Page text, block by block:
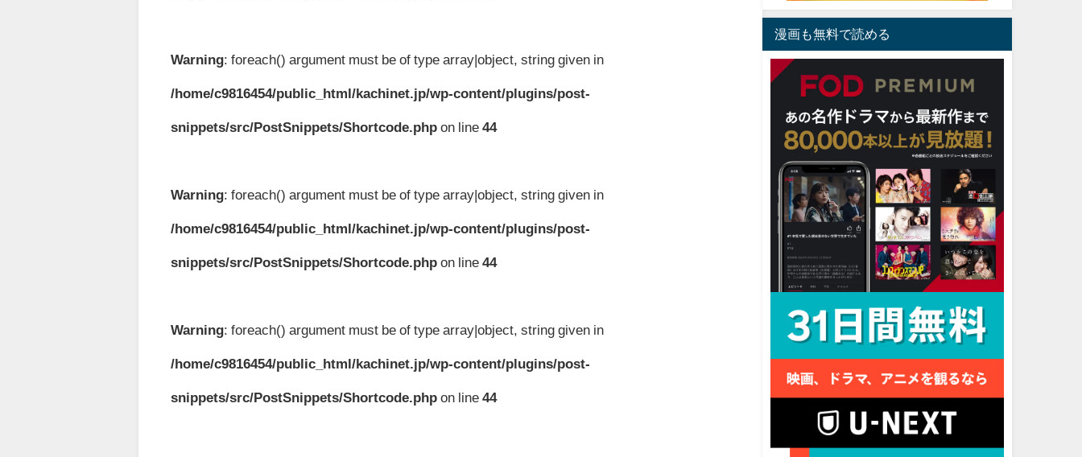
Warning: foreach() argument must be of type array|object, string given in
/home/c9816454/public_html/kachinet.jp/wp-content/plugins/post-
snippets/src/PostSnippets/Shortcode.php on line44
Warning: foreach() argument must be of type array|object, string given in
/home/c9816454/public_html/kachinet.jp/wp-content/plugins/post-
snippets/src/PostSnippets/Shortcode.php on line44
Warning: foreach() argument must be of type array|object, string given in
/home/c9816454/public_html/kachinet.jp/wp-content/plugins/post-
snippets/src/PostSnippets/Shortcode.php on line44
漫画も無料で読める